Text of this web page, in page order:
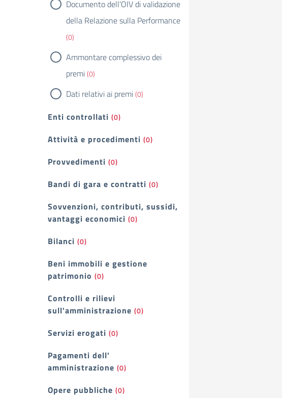
Documento dell'OIV di validazione
della Relazione sulla Performance
(0)
Ammontare complessivo dei
premi(0)
Dati relativi ai premi(0)
Enti controllati (0)
Attività e procedimenti (0)
Provvedimenti (0)
Bandi di gara e contratti (0)
Sovvenzioni, contributi, sussidi,
vantaggi economici (0)
Bilanci (0)
Beni immobili e gestione
patrimonio (0)
Controlli e rilievi
sull'amministrazione (0)
Servizi erogati (0)
Pagamenti dell'
amministrazione (0)
Opere pubbliche (0)